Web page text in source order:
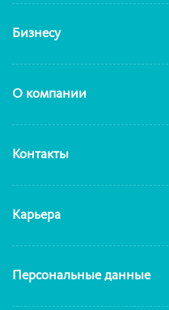
Бизнесу
О компании
Контакты
Карьера
Персональные данные